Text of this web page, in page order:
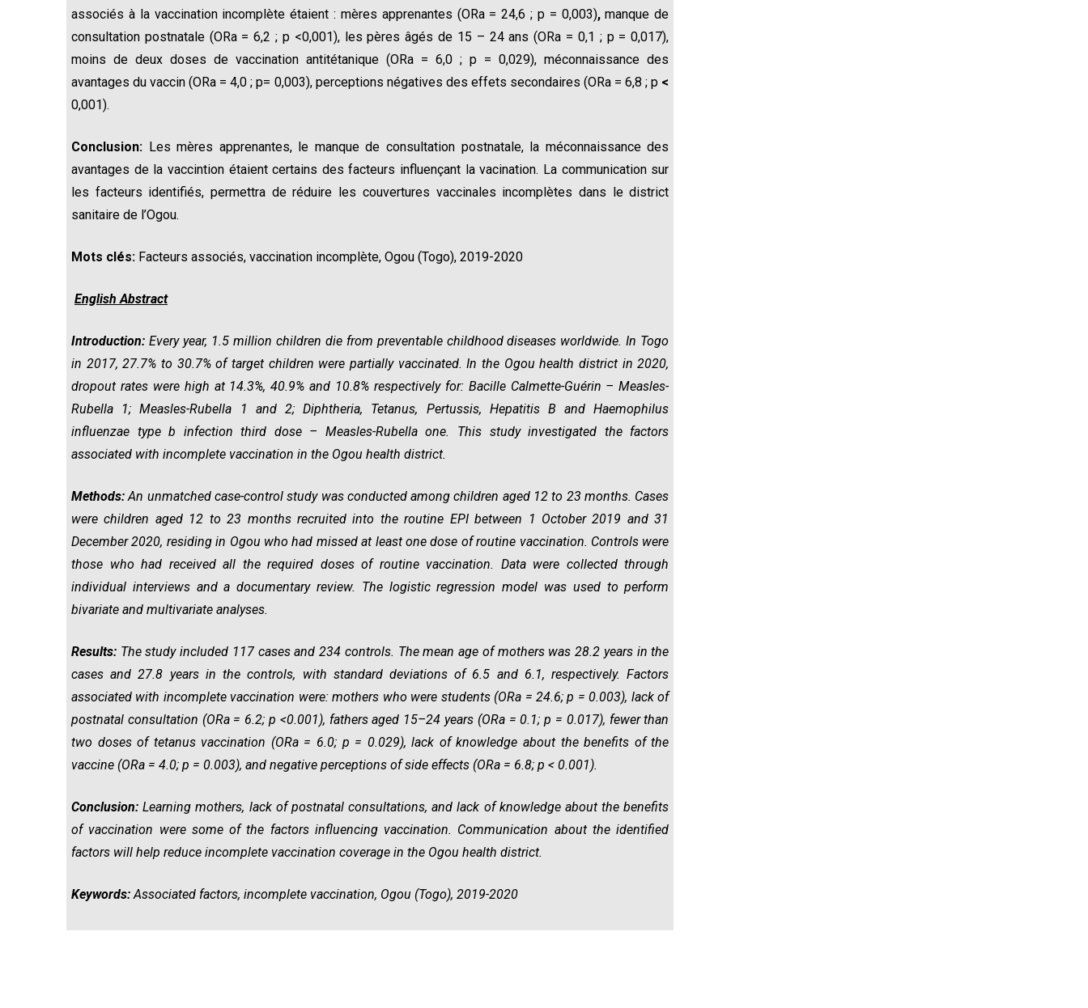
associés à la vaccination incomplète étaient : mères apprenantes (ORa = 24,6 ; p = 0,003),manque de
consultation postnatale (ORa = 6,2 ; p <0,001), les pères âgés de 15 – 24 ans (ORa = 0,1 ; p = 0,017),
moins de deux doses de vaccination antitétanique (ORa = 6,0 ; p = 0,029), méconnaissance des
avantages du vaccin (ORa = 4,0 ; p= 0,003), perceptions négatives des effets secondaires (ORa = 6,8 ; p <
0,001).
Conclusion: Les mères apprenantes, le manque de consultation postnatale, la méconnaissance des
avantages de la vaccintion étaient certains des facteurs influençant la vacination. La communication sur
les facteurs identifiés, permettra de réduire les couvertures vaccinales incomplètes dans le district
sanitaire de l’Ogou.
Mots clés: Facteurs associés, vaccination incomplète, Ogou (Togo), 2019-2020
English Abstract
Introduction: Every year, 1.5 million children die from preventable childhood diseases worldwide. In Togo
in 2017, 27.7% to 30.7% of target children were partially vaccinated. In the Ogou health district in 2020,
dropout rates were high at 14.3%, 40.9% and 10.8% respectively for: Bacille Calmette-Guérin – Measles-
Rubella 1; Measles-Rubella 1 and 2; Diphtheria, Tetanus, Pertussis, Hepatitis B and Haemophilus
influenzae type b infection third dose – Measles-Rubella one. This study investigated the factors
associated with incomplete vaccination in the Ogou health district.
Methods:An unmatched case-control study was conducted among children aged 12 to 23 months. Cases
were children aged 12 to 23 months recruited into the routine EPI between 1 October 2019 and 31
December 2020, residing in Ogou who had missed at least one dose of routine vaccination. Controls were
those who had received all the required doses of routine vaccination. Data were collected through
individual interviews and a documentary review. The logistic regression model was used to perform
bivariate and multivariate analyses.
Results: The study included 117 cases and 234 controls. The mean age of mothers was 28.2 years in the
cases and 27.8 years in the controls, with standard deviations of 6.5 and 6.1, respectively. Factors
associated with incomplete vaccination were: mothers who were students (ORa = 24.6; p = 0.003), lack of
postnatal consultation (ORa = 6.2; p <0.001), fathers aged 15–24 years (ORa = 0.1; p = 0.017), fewer than
two doses of tetanus vaccination (ORa = 6.0; p = 0.029), lack of knowledge about the benefits of the
vaccine (ORa = 4.0; p = 0.003), and negative perceptions of side effects (ORa = 6.8; p < 0.001).
Conclusion:Learning mothers, lack of postnatal consultations, and lack of knowledge about the benefits
of vaccination were some of the factors influencing vaccination. Communication about the identified
factors will help reduce incomplete vaccination coverage in the Ogou health district.
Keywords:Associated factors, incomplete vaccination, Ogou (Togo), 2019-2020